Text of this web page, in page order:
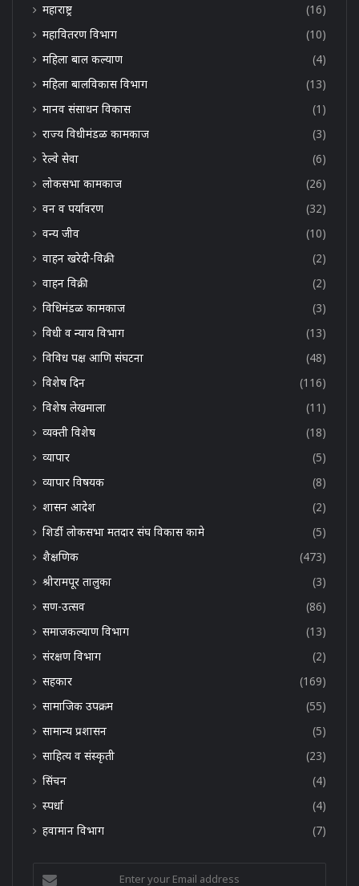
महाराष्ट्र
(16)
महावितरण विभाग
(10)
महिला बाल कल्याण
(4)
महिला बालविकास विभाग
(13)
मानव संसाधन विकास
(1)
राज्य विधीमंडळ कामकाज
(3)
रेल्वे सेवा
(6)
लोकसभा कामकाज
(26)
वन व पर्यावरण
(32)
वन्य जीव
(10)
वाहन खरेदी-विक्री
(2)
वाहन विक्री
(2)
विधिमंडळ कामकाज
(3)
विधी व न्याय विभाग
(13)
विविध पक्ष आणि संघटना
(48)
विशेष दिन
(116)
विशेष लेखमाला
(11)
व्यक्ती विशेष
(18)
व्यापार
(5)
व्यापार विषयक
(8)
शासन आदेश
(2)
शिर्डी लोकसभा मतदार संघ विकास कामे
(5)
शैक्षणिक
(473)
श्रीरामपूर तालुका
(3)
सण-उत्सव
(86)
समाजकल्याण विभाग
(13)
संरक्षण विभाग
(2)
सहकार
(169)
सामाजिक उपक्रम
(55)
सामान्य प्रशासन
(5)
साहित्य व संस्कृती
(23)
सिंचन
(4)
स्पर्धा
(4)
हवामान विभाग
(7)